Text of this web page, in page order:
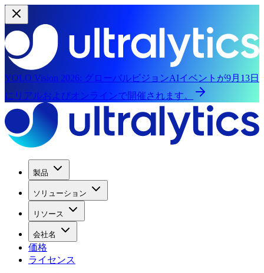
YOLO Vision 2026: グローバルビジョンAIイベントが9月13日
にリアルおよびオンラインで開催されます。
製品
ソリューション
リソース
会社名
価格
ライセンス